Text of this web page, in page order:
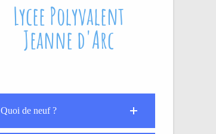
Lycee Polyvalent
Jeanne d'Arc
Quoi de neuf ?